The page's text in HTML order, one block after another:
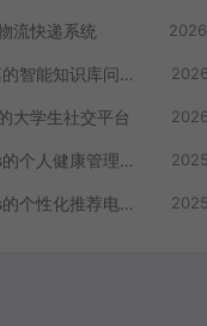
流快递系统
基于SpringBoot+Vue前后端分离的智能知识库问答系统
大学生社交平台
基于SpringBoot+MySQL+Vue.js的个人健康管理系统(附论文)
基于SpringBoot+MySQL+Vue.js的个性化推荐电商系统(附论文)